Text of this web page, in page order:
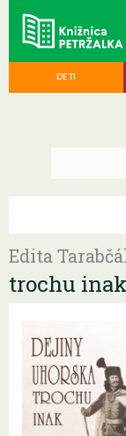
DETI
Edita
trochu inak